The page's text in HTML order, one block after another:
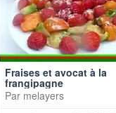
Fraises et avocat à la
frangipagne
Par melayers